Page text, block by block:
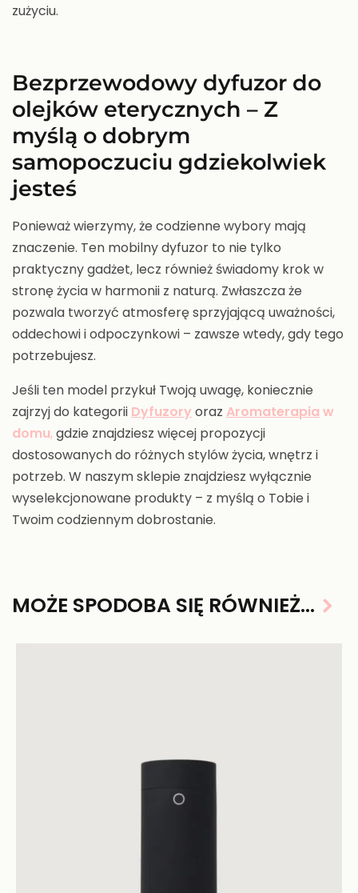
zużyciu.
Bezprzewodowy dyfuzor do
olejków eterycznych – Z
myślą o dobrym
samopoczuciu gdziekolwiek
jesteś
Ponieważ wierzymy, że codzienne wybory mają
znaczenie. Ten mobilny dyfuzor to nie tylko
praktyczny gadżet, lecz również świadomy krok w
stronę życia w harmonii z naturą. Zwłaszcza że
pozwala tworzyć atmosferę sprzyjającą uważności,
oddechowi i odpoczynkowi – zawsze wtedy, gdy tego
potrzebujesz.
Jeśli ten model przykuł Twoją uwagę, koniecznie
zajrzyj do kategorii Dyfuzory oraz Aromaterapia w
domu, gdzie znajdziesz więcej propozycji
dostosowanych do różnych stylów życia, wnętrz i
potrzeb. W naszym sklepie znajdziesz wyłącznie
wyselekcjonowane produkty – z myślą o Tobie i
Twoim codziennym dobrostanie.
MOŻE SPODOBA SIĘ RÓWNIEŻ…